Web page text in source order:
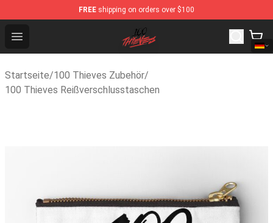
FREE shipping on orders over $100
Open menu
100 Thieves Shop - Official 100 Thieves Merchandise
Startseite/100 Thieves Zubehör/
100 Thieves Reißverschlusstaschen